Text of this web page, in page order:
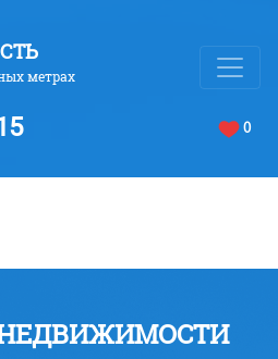
метрах
0